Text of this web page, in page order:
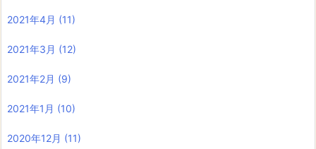
2021年4月 (11)
2021年3月 (12)
2021年2月 (9)
2021年1月 (10)
2020年12月 (11)